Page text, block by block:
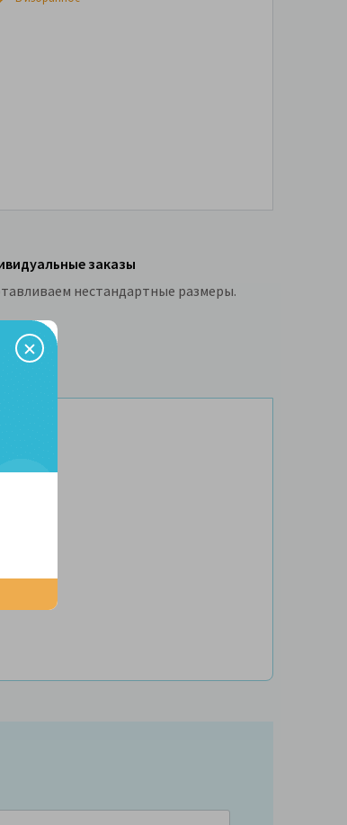
заказы
нестандартные размеры.